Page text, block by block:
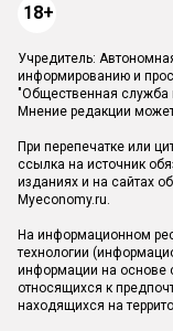
18+
Учредитель:
информированию и
"Общественная служба
Мнение редакции
При перепечатке или
ссылка на источник
изданиях и на сайтах
Myeconomy.ru.
На информационном
технологии
информации на основе
относящихся к
находящихся на